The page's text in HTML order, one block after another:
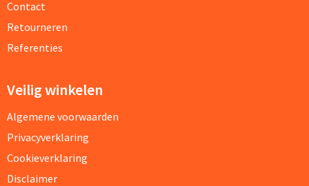
Contact
Retourneren
Referenties
Veilig winkelen
Algemene voorwaarden
Privacyverklaring
Cookieverklaring
Disclaimer